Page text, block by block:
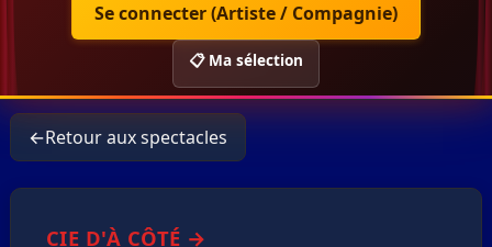
Se connecter (Artiste / Compagnie)
📋 Ma sélection
←Retour aux spectacles
❮ ❯
CIE D'À CÔTÉ →